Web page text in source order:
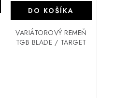
DO KOŠÍKA
VARIÁTOROVÝ REMEŇ
TGB BLADE / TARGET